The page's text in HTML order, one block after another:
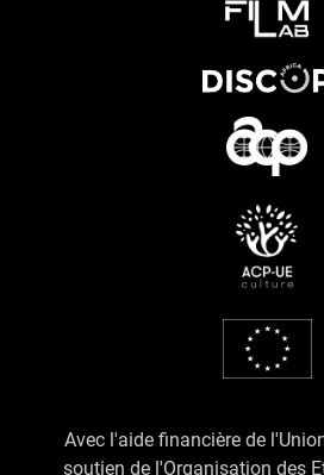
Avec l'aide financière de
soutien de l'Organisation des